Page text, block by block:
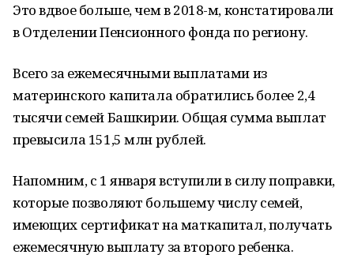
Это вдвое больше, чем в 2018-м, констатировали
в Отделении Пенсионного фонда по региону.
Всего за ежемесячными выплатами из
материнского капитала обратились более 2,4
тысячи семей Башкирии. Общая сумма выплат
превысила 151,5 млн рублей.
Напомним, с 1 января вступили в силу поправки,
которые позволяют большему числу семей,
имеющих сертификат на маткапитал, получать
ежемесячную выплату за второго ребенка.